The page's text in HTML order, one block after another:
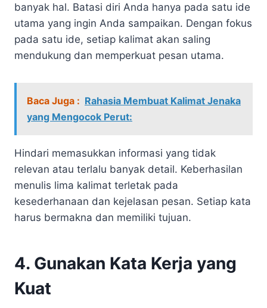
banyak hal. Batasi diri Anda hanya pada satu ide
utama yang ingin Anda sampaikan. Dengan fokus
pada satu ide, setiap kalimat akan saling
mendukung dan memperkuat pesan utama.
Baca Juga : Rahasia Membuat Kalimat Jenaka
yang Mengocok Perut:
Hindari memasukkan informasi yang tidak
relevan atau terlalu banyak detail. Keberhasilan
menulis lima kalimat terletak pada
kesederhanaan dan kejelasan pesan. Setiap kata
harus bermakna dan memiliki tujuan.
4. Gunakan Kata Kerja yang
Kuat